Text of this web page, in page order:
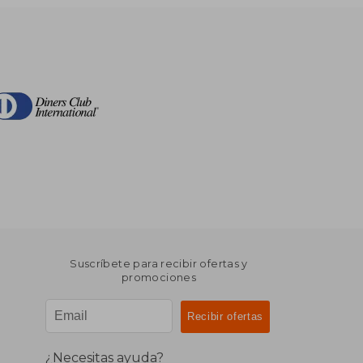
Suscríbete para recibir ofertas y
promociones
¿Necesitas ayuda?